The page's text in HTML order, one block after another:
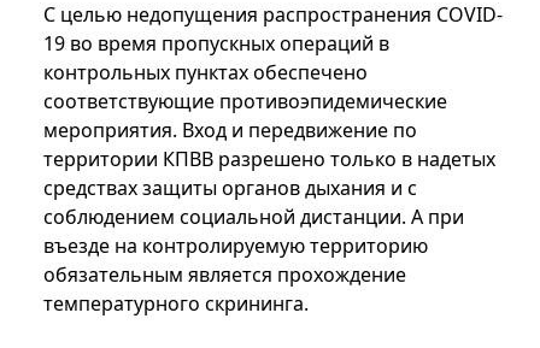
С целью недопущения распространения COVID-
19 во время пропускных операций в
контрольных пунктах обеспечено
соответствующие противоэпидемические
мероприятия. Вход и передвижение по
территории КПВВ разрешено только в надетых
средствах защиты органов дыхания и с
соблюдением социальной дистанции. А при
въезде на контролируемую территорию
обязательным является прохождение
температурного скрининга.